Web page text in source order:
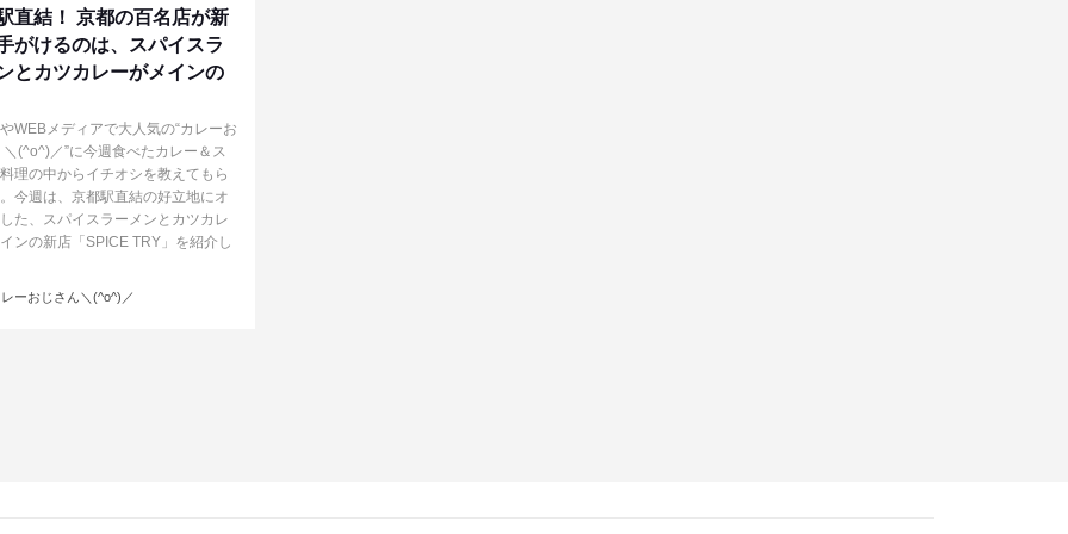
直結！ 京都の百名店が新
がけるのは、スパイスラ
とカツカレーがメインの
WEBメディアで大人気の“カレーお
＼(^o^)／”に今週食べたカレー＆ス
理の中からイチオシを教えてもら
今週は、京都駅直結の好立地にオ
た、スパイスラーメンとカツカレ
ンの新店「SPICE TRY」を紹介し
ーおじさん＼(^o^)／